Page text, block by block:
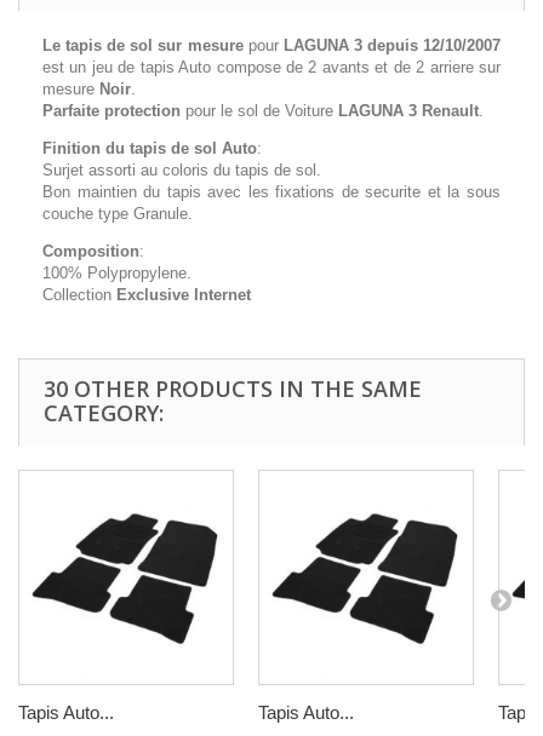
Le tapis de sol sur mesurepour LAGUNA 3 depuis 12/10/2007
est un jeu de tapis Auto compose de 2 avants et de 2 arriere sur
mesure Noir.
Parfaite protection pour le sol de Voiture LAGUNA 3 Renault.
Finition du tapis de sol Auto:
Surjet assorti au coloris du tapis de sol.
Bon maintien du tapis avec les fixations de securite et la sous
couche type Granule.
Composition:
100% Polypropylene.
Collection Exclusive Internet
30 OTHER PRODUCTS IN THE SAME
CATEGORY:
Tapis Auto... Tapis Auto...